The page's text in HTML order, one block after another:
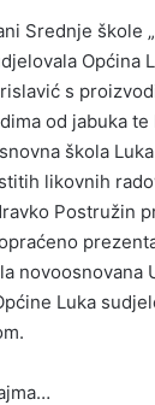
Srednje škole
Općina
s
od jabuka
škola
likovnih
Postružin
Luka